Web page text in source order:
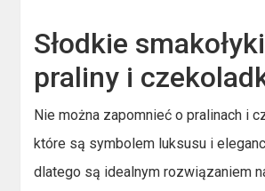
Słodkie
praliny i
Nie można zapomnieć o pralinach i
które są symbolem luksusu i
dlatego są idealnym rozwiązaniem